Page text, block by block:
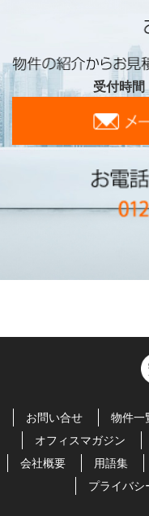
受付時
お問い合せ 物件一
オフィスマガジン
会社概要
用語集
プライバシ